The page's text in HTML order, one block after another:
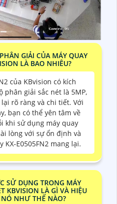
GIẢI CỦA MÁY QUAY
LÀ BAO NHIÊU?
của KBvision có kích
giải sắc nét là 5MP,
rõ ràng và chi tiết. Với
bạn có thể yên tâm về
khi sử dụng máy quay
lòng với sự ổn định và
E0505FN2 mang lại.
SỬ DỤNG TRONG MÁY
KBVISION LÀ GÌ VÀ HIỆU
NHƯ THẾ NÀO?